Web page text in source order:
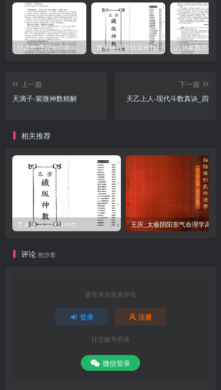
叶茂然-莲花十二宫佛家奇门面授及答疑 曹展硕-正宗铁版神数
上一篇
天滴子-紫微神数精解
下一篇
天乙上人-现代斗数真诀_四
相关推荐
曹展硕-正宗铁版神数
评论 抢沙发
请登录后发表评论
登录 注册
社交账号登录
微信登录